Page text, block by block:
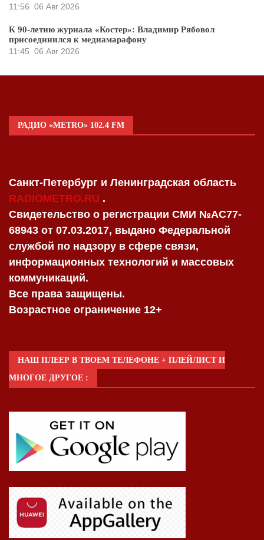
11:56 06 Авг 2026
К 90-летию журнала «Костер»: Владимир Рябовол
присоединился к медиамарафону
11:45 06 Авг 2026
РАДИО «METRO» 102.4 FM
Санкт-Петербург и Ленинградская область
RADIOMETRO.RU .
Свидетельство о регистрации СМИ №AC77-
68943 от 07.03.2017, выдано Федеральной
службой по надзору в сфере связи,
информационных технологий и массовых
коммуникаций.
Все права защищены.
Возрастное ограничение 12+
НАШ ПЛЕЕР В ТВОЕМ ТЕЛЕФОНЕ + ПЛЕЙЛИСТ И
МНОГОЕ ДРУГОЕ :